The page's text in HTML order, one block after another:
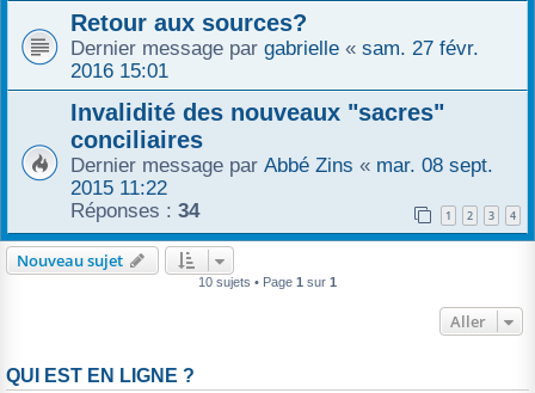
Retour aux sources?
Dernier message par gabrielle « sam. 27 févr.
2016 15:01
Invalidité des nouveaux "sacres"
conciliaires
Dernier message par Abbé Zins « mar. 08 sept.
2015 11:22
Réponses : 34 1 2 3 4
Nouveau sujet
10 sujets • Page 1 sur 1
Aller
QUI EST EN LIGNE ?